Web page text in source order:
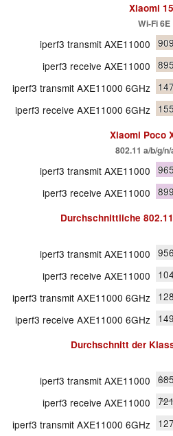
Xiaomi
Wi-Fi 6E
iperf3 transmit AXE11000
iperf3 receive AXE11000
iperf3 transmit AXE11000 6GHz
iperf3 receive AXE11000 6GHz
Xiaomi Poco
802.11 a/b/g/
iperf3 transmit AXE11000
iperf3 receive AXE11000
Durchschnittliche
iperf3 transmit AXE11000 956
iperf3 receive AXE11000
iperf3 transmit AXE11000 6GHz
iperf3 receive AXE11000 6GHz
Durchschnitt der
iperf3 transmit AXE11000
iperf3 receive AXE11000
iperf3 transmit AXE11000 6GHz